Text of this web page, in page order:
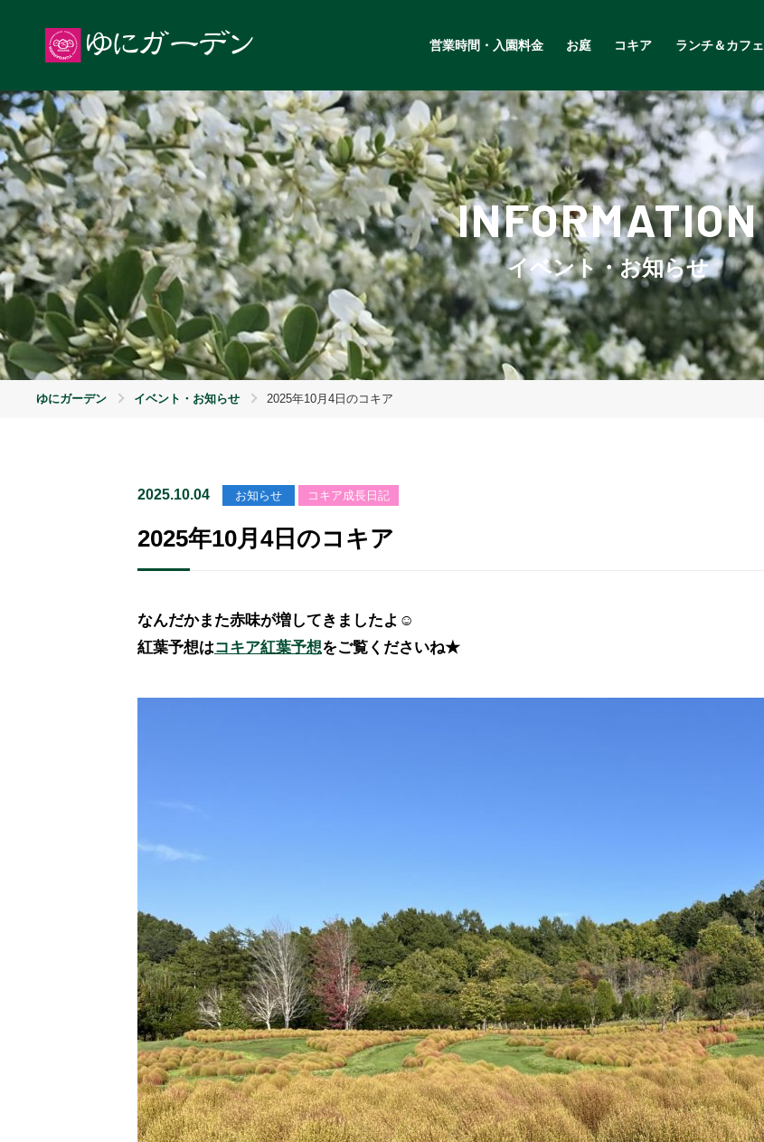
営業時間・入園料金 お庭 コキア ランチ＆カフェ
INFORMATION
イベント・お知らせ
ゆにガーデン イベント・お知らせ 2025年10月4日のコキア
2025.10.04 お知らせ コキア成長日記
2025年10月4日のコキア
なんだかまた赤味が増してきましたよ☺
紅葉予想はコキア紅葉予想をご覧くださいね★